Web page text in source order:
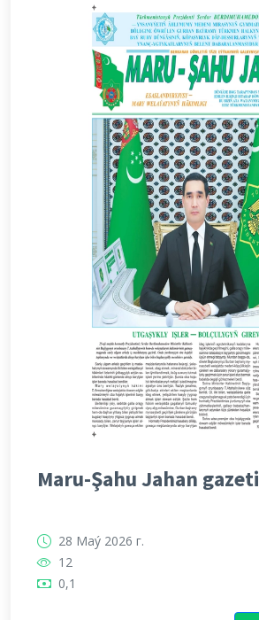
Maru-Şahu Jahan gazeti
28 Maý 2026 г.
12
0,1